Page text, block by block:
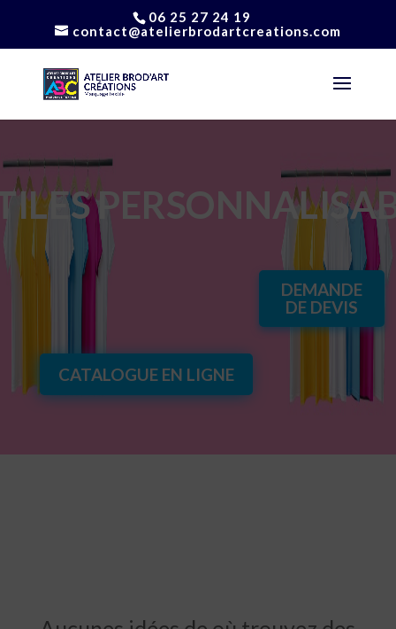
06 25 27 24 19
contact@atelierbrodartcreations.com
DEMANDE
DE DEVIS
CATALOGUE EN LIGNE